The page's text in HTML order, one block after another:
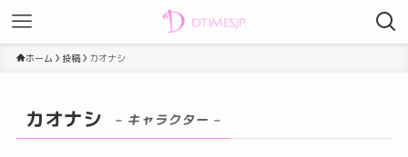
ホーム 投稿 カオナシ
カオナシ – キャラクター –